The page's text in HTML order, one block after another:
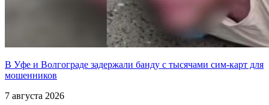
В Уфе и Волгограде задержали банду с тысячами сим-карт для
мошенников
7 августа 2026